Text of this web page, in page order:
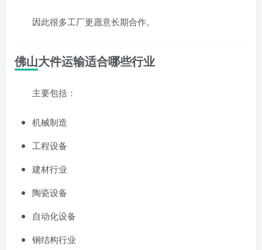
因此很多工厂更愿意长期合作。
佛山大件运输适合哪些行业
主要包括：
机械制造
工程设备
建材行业
陶瓷设备
自动化设备
钢结构行业